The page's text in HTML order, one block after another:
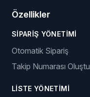
Özellikler
SIPARIŞ YÖNETIMI
Otomatik Sipariş
Takip Numarası
LISTE YÖNETIMI